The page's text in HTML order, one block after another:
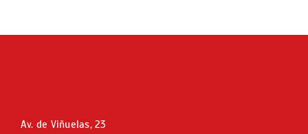
Av. de Viñuelas, 23